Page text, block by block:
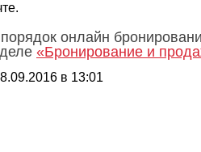
онлайн
«Бронирование и
в 13:01